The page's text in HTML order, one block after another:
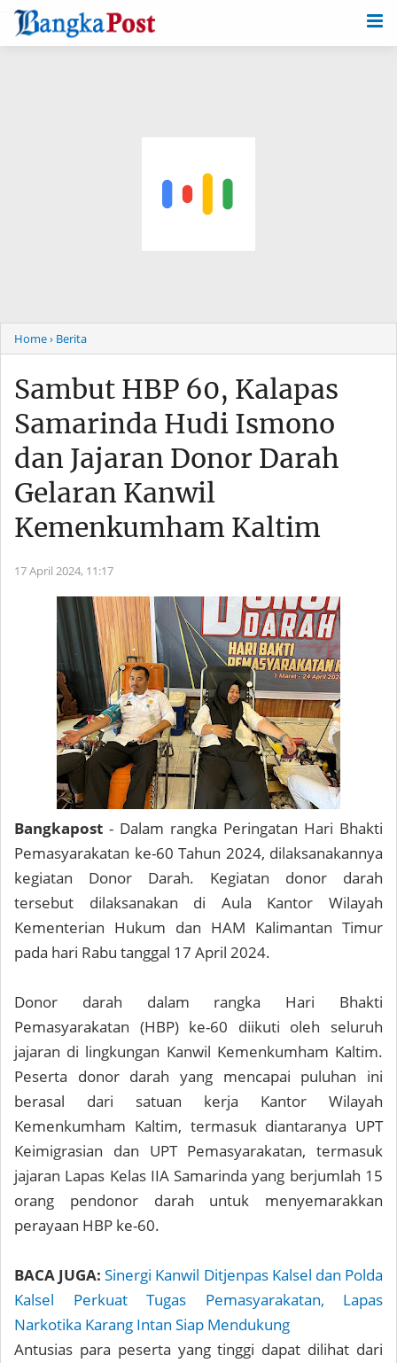
-->
Home› Berita
Sambut HBP 60, Kalapas
Samarinda Hudi Ismono
dan Jajaran Donor Darah
Gelaran Kanwil
Kemenkumham Kaltim
17 April 2024, 11:17
Bangkapost - Dalam rangka Peringatan Hari Bhakti
Pemasyarakatan ke-60 Tahun 2024, dilaksanakannya
kegiatan Donor Darah. Kegiatan donor darah
tersebut dilaksanakan di Aula Kantor Wilayah
Kementerian Hukum dan HAM Kalimantan Timur
pada hari Rabu tanggal 17 April 2024.
Donor darah dalam rangka Hari Bhakti
Pemasyarakatan (HBP) ke-60 diikuti oleh seluruh
jajaran di lingkungan Kanwil Kemenkumham Kaltim.
Peserta donor darah yang mencapai puluhan ini
berasal dari satuan kerja Kantor Wilayah
Kemenkumham Kaltim, termasuk diantaranya UPT
Keimigrasian dan UPT Pemasyarakatan, termasuk
jajaran Lapas Kelas IIA Samarinda yang berjumlah 15
orang pendonor darah untuk menyemarakkan
perayaan HBP ke-60.
BACA JUGA: Sinergi Kanwil Ditjenpas Kalsel dan Polda
Kalsel Perkuat Tugas Pemasyarakatan, Lapas
Narkotika Karang Intan Siap Mendukung
Antusias para peserta yang tinggi dapat dilihat dari